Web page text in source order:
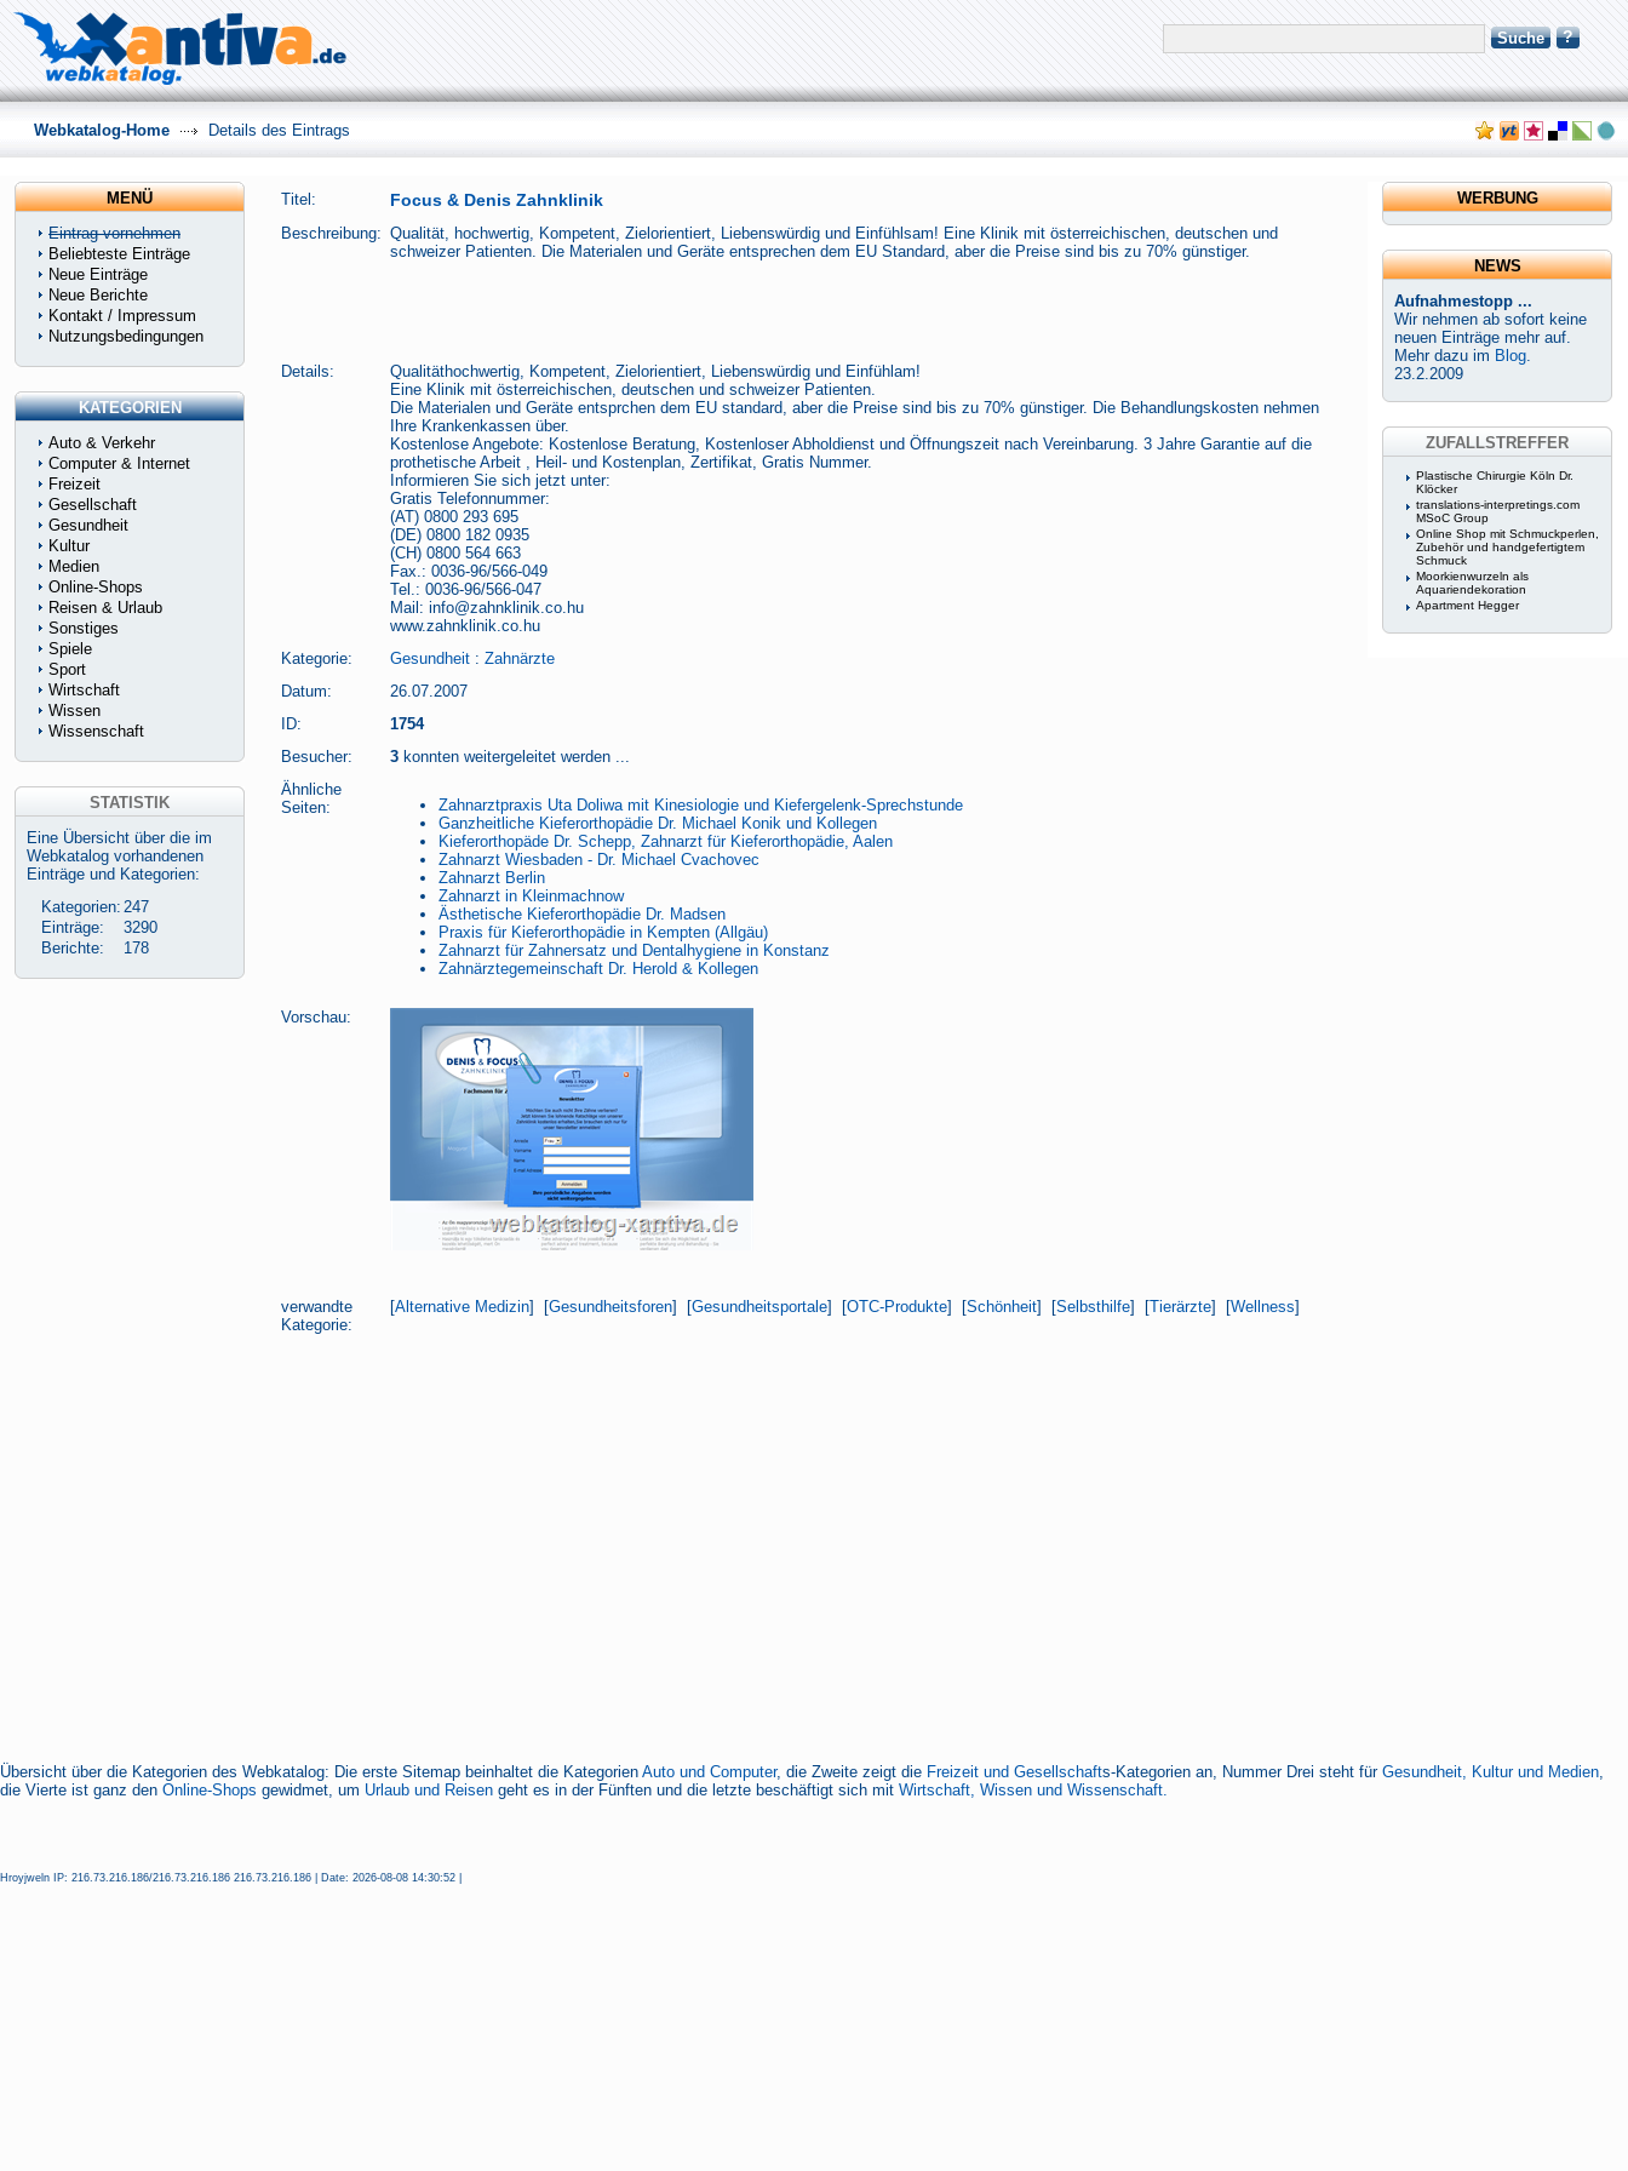
Titel: Focus & Denis Zahnklinik
Beschreibung: Qualität, hochwertig, Kompetent, Zielorientiert, Liebenswürdig und Einfühlsam! Eine Klinik mit österreichischen, deutschen und
schweizer Patienten. Die Materialen und Geräte entsprechen dem EU Standard, aber die Preise sind bis zu 70% günstiger.
Details:
Qualitäthochwertig, Kompetent, Zielorientiert, Liebenswürdig und Einfühlam!
Eine Klinik mit österreichischen, deutschen und schweizer Patienten.
Die Materialen und Geräte entsprchen dem EU standard, aber die Preise sind bis zu 70% günstiger. Die Behandlungskosten nehmen
Ihre Krankenkassen über.
Kostenlose Angebote: Kostenlose Beratung, Kostenloser Abholdienst und Öffnungszeit nach Vereinbarung. 3 Jahre Garantie auf die
prothetische Arbeit , Heil- und Kostenplan, Zertifikat, Gratis Nummer.
Informieren Sie sich jetzt unter:
Gratis Telefonnummer:
(AT) 0800 293 695
(DE) 0800 182 0935
(CH) 0800 564 663
Fax.: 0036-96/566-049
Tel.: 0036-96/566-047
Mail: info@zahnklinik.co.hu
www.zahnklinik.co.hu
Kategorie:
Gesundheit : Zahnärzte
Datum:
26.07.2007
ID:
1754
Besucher:
3 konnten weitergeleitet werden ...
Ähnliche
Seiten:
Zahnarztpraxis Uta Doliwa mit Kinesiologie und Kiefergelenk-Sprechstunde
Ganzheitliche Kieferorthopädie Dr. Michael Konik und Kollegen
Kieferorthopäde Dr. Schepp, Zahnarzt für Kieferorthopädie, Aalen
Zahnarzt Wiesbaden - Dr. Michael Cvachovec
Zahnarzt Berlin
Zahnarzt in Kleinmachnow
Ästhetische Kieferorthopädie Dr. Madsen
Praxis für Kieferorthopädie in Kempten (Allgäu)
Zahnarzt für Zahnersatz und Dentalhygiene in Konstanz
Zahnärztegemeinschaft Dr. Herold & Kollegen
Vorschau:
verwandte
Kategorie:
[Alternative Medizin] [Gesundheitsforen] [Gesundheitsportale] [OTC-Produkte] [Schönheit] [Selbsthilfe] [Tierärzte] [Wellness]
Übersicht über die Kategorien des Webkatalog: Die erste Sitemap beinhaltet die Kategorien Auto und Computer, die Zweite zeigt die Freizeit und Gesellschafts-Kategorien an, Nummer Drei steht für Gesundheit, Kultur und Medien,
die Vierte ist ganz den Online-Shops gewidmet, um Urlaub und Reisen geht es in der Fünften und die letzte beschäftigt sich mit Wirtschaft, Wissen und Wissenschaft.
Hroyjweln IP: 216.73.216.186/216.73.216.186 216.73.216.186 | Date: 2026-08-08 14:30:52 |
Suche ?
Webkatalog-Home Details des Eintrags
MENÜ
Eintrag vornehmen
Beliebteste Einträge
Neue Einträge
Neue Berichte
Kontakt / Impressum
Nutzungsbedingungen
KATEGORIEN
Auto & Verkehr
Computer & Internet
Freizeit
Gesellschaft
Gesundheit
Kultur
Medien
Online-Shops
Reisen & Urlaub
Sonstiges
Spiele
Sport
Wirtschaft
Wissen
Wissenschaft
STATISTIK
Eine Übersicht über die im
Webkatalog vorhandenen
Einträge und Kategorien:
Kategorien: 247
Einträge:
3290
Berichte:
178
WERBUNG
NEWS
Aufnahmestopp ...
Wir nehmen ab sofort keine
neuen Einträge mehr auf.
Mehr dazu im Blog.
23.2.2009
ZUFALLSTREFFER
Plastische Chirurgie Köln Dr.
Klöcker
translations-interpretings.com
MSoC Group
Online Shop mit Schmuckperlen,
Zubehör und handgefertigtem
Schmuck
Moorkienwurzeln als
Aquariendekoration
Apartment Hegger